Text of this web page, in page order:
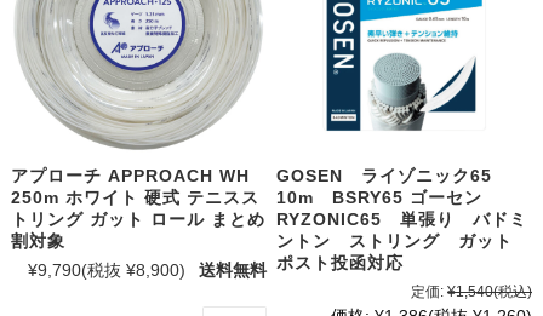
アプローチ APPROACH WH
250m ホワイト 硬式 テニスス
トリング ガット ロール まとめ
割対象
¥9,790(税抜 ¥8,900) 送料無料
GOSEN ライゾニック65
10m BSRY65 ゴーセン
RYZONIC65 単張り バドミ
ントン ストリング ガット
ポスト投函対応
定価: ¥1,540(税込)